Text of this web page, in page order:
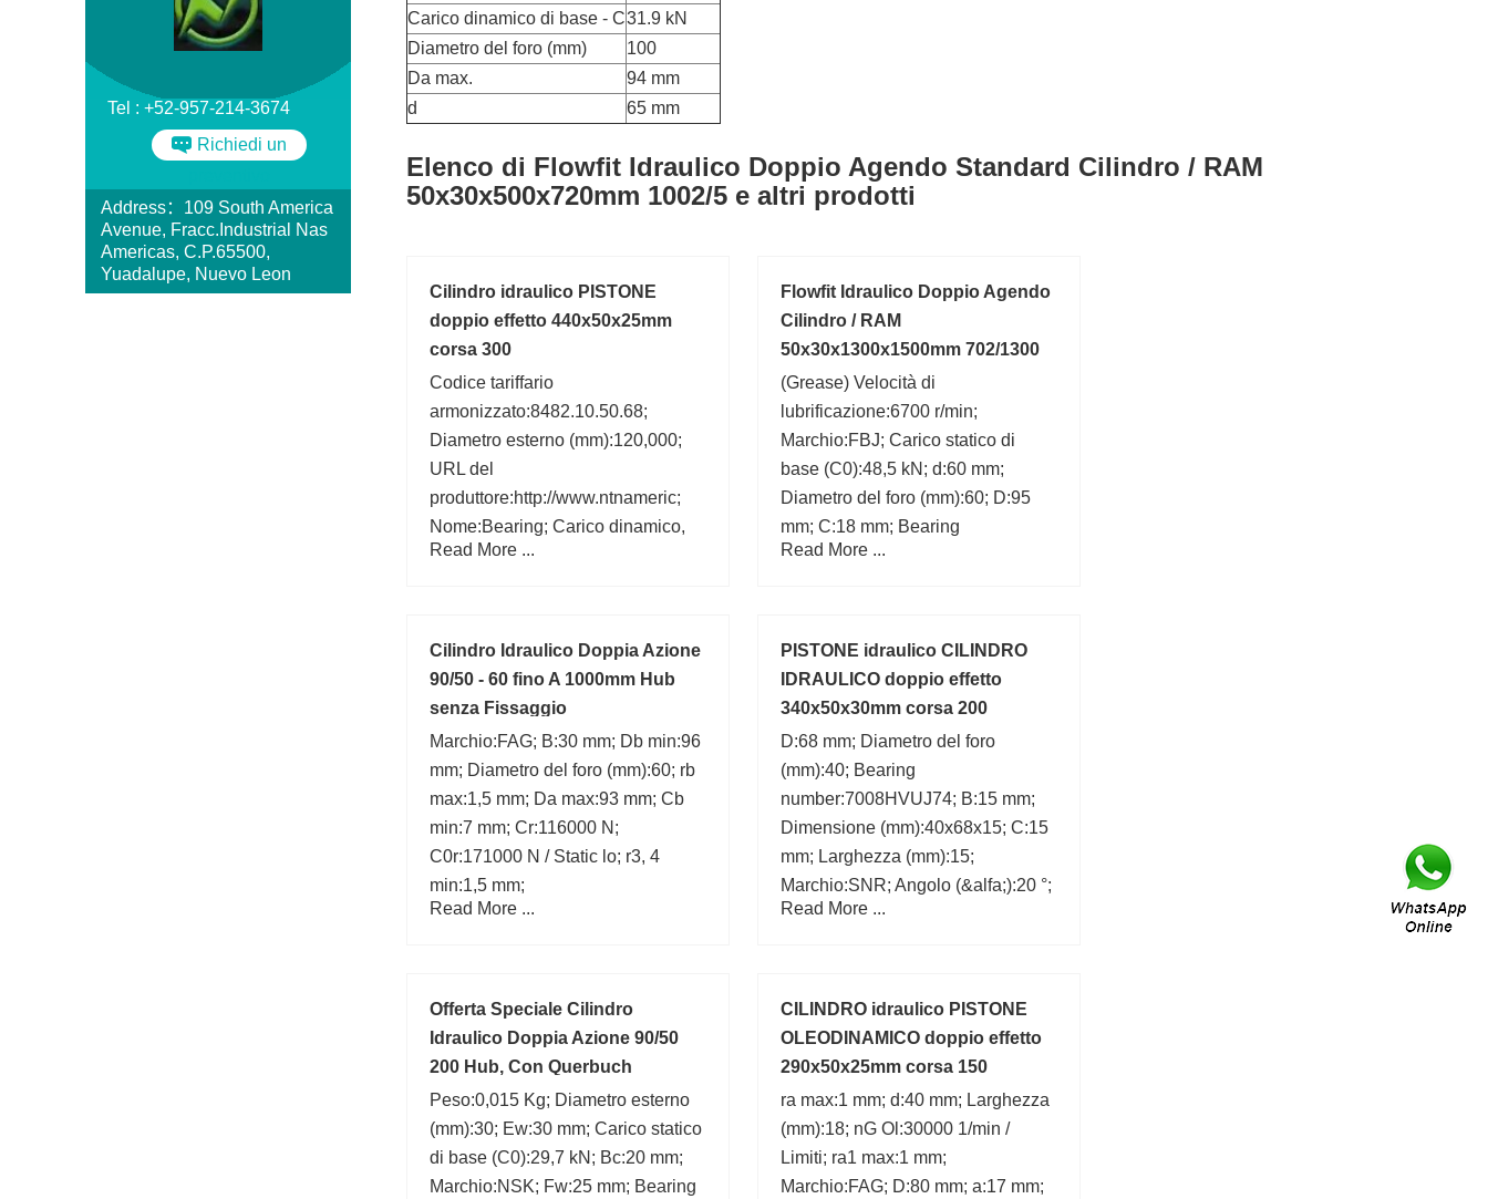
Tel : +52-957-214-3674
Richiedi un
Address：109 South America
Avenue, Fracc.Industrial Nas
Americas, C.P.65500,
Yuadalupe, Nuevo Leon
Carico dinamico di base - C31.9 kN
Diametro del foro (mm)
100
Da max.
94 mm
d
65 mm
Elenco di Flowfit Idraulico Doppio Agendo Standard Cilindro / RAM
50x30x500x720mm 1002/5 e altri prodotti
Cilindro idraulico PISTONE
doppio effetto 440x50x25mm
corsa 300
Codice tariffario
armonizzato:8482.10.50.68;
Diametro esterno (mm):120,000;
URL del
produttore:http://www.ntnameric;
Nome:Bearing; Carico dinamico,
C:77 kN; Categoria:Single Row
mm; Alesaggio:1.772 Inch | 45 Mill;
Larghezza (mm):29,000;
Read More ...
Flowfit Idraulico Doppio Agendo
Cilindro / RAM
50x30x1300x1500mm 702/1300
(Grease) Velocità di
lubrificazione:6700 r/min;
Marchio:FBJ; Carico statico di
base (C0):48,5 kN; d:60 mm;
Diametro del foro (mm):60; D:95
mm; C:18 mm; Bearing
number:N1012; Larghezza
Read More ...
Cilindro Idraulico Doppia Azione
90/50 - 60 fino A 1000mm Hub
senza Fissaggio
Marchio:FAG; B:30 mm; Db min:96
mm; Diametro del foro (mm):60; rb
max:1,5 mm; Da max:93 mm; Cb
min:7 mm; Cr:116000 N;
C0r:171000 N / Static lo; r3, 4
min:1,5 mm;
Read More ...
PISTONE idraulico CILINDRO
IDRAULICO doppio effetto
340x50x30mm corsa 200
D:68 mm; Diametro del foro
(mm):40; Bearing
number:7008HVUJ74; B:15 mm;
Dimensione (mm):40x68x15; C:15
mm; Larghezza (mm):15;
Marchio:SNR; Angolo (&alfa;):20 °;
d:40 mm;
Read More ...
Offerta Speciale Cilindro
Idraulico Doppia Azione 90/50
200 Hub, Con Querbuch
Peso:0,015 Kg; Diametro esterno
(mm):30; Ew:30 mm; Carico statico
di base (C0):29,7 kN; Bc:20 mm;
Marchio:NSK; Fw:25 mm; Bearing
CILINDRO idraulico PISTONE
OLEODINAMICO doppio effetto
290x50x25mm corsa 150
ra max:1 mm; d:40 mm; Larghezza
(mm):18; nG Ol:30000 1/min /
Limiti; ra1 max:1 mm;
Marchio:FAG; D:80 mm; a:17 mm;